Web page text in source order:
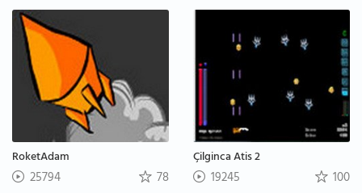
RoketAdam
25794 78
Çilginca Atis 2
19245 100